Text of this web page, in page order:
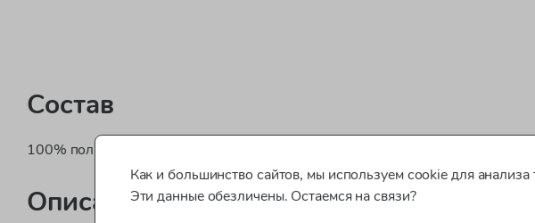
Состав
100% полиэстер (подкладка 100% полиэстер)
Описание
Как и большинство сайтов, мы используем cookie для
Эти данные обезличены. Остаемся на связи?